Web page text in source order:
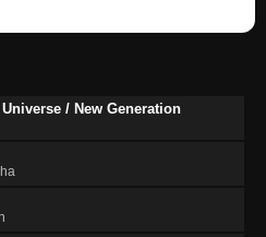
/ New Generation